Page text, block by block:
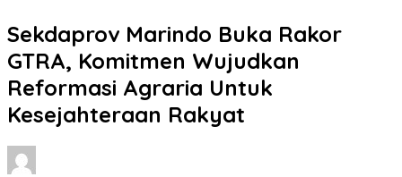
Sekdaprov Marindo Buka Rakor
GTRA, Komitmen Wujudkan
Reformasi Agraria Untuk
Kesejahteraan Rakyat